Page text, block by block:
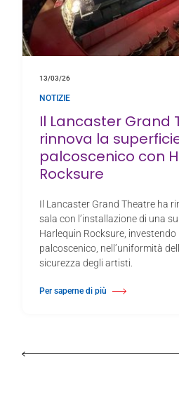
13/03/26
NOTIZIE
Il Lancaster Grand
rinnova la
palcoscenico con
Rocksure
Il Lancaster Grand Theatre ha
sala con l’installazione di una
Harlequin Rocksure, investendo
palcoscenico, nell’uniformità
sicurezza degli artisti.
Per saperne di più
Di Il Lancaster Grand Theatre